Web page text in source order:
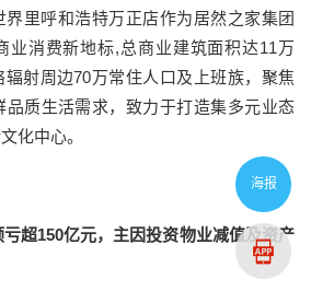
里呼和浩特万正店作为居然之家集团
业消费新地标,总商业建筑面积达11万
射周边70万常住人口及上班族，聚焦
质生活需求，致力于打造集多元业态
化中心。
超150亿元，主因投资物业减值及资产
海报